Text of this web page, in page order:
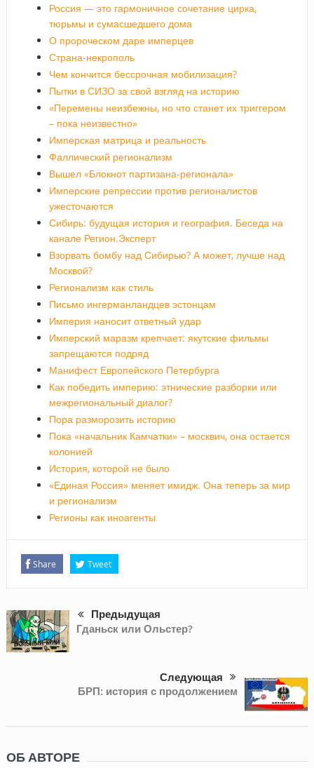
Россия — это гармоничное сочетание цирка,
тюрьмы и сумасшедшего дома
О пророческом даре имперцев
Страна-некрополь
Чем кончится бессрочная мобилизация?
Пытки в СИЗО за свой взгляд на историю
«Перемены неизбежны, но что станет их триггером
– пока неизвестно»
Имперская матрица и реальность
Фаллический регионализм
Вышел «Блокнот партизана-регионала»
Имперские репрессии против регионалистов
ужесточаются
Сибирь: будущая история и география. Беседа на
канале Регион.Эксперт
Взорвать бомбу над Сибирью? А может, лучше над
Москвой?
Регионализм как стиль
Письмо ингерманландцев эстонцам
Империя наносит ответный удар
Имперский маразм крепчает: якутские фильмы
запрещаются подряд
Манифест Европейского Петербурга
Как победить империю: этнические разборки или
межрегиональный диалог?
Пора разморозить историю
Пока «начальник Камчатки» – москвич, она остается
колонией
История, которой не было
«Единая Россия» меняет имидж. Она теперь за мир
и регионализм
Регионы как иноагенты
Share Tweet
Предыдущая
Гданьск или Ольстер?
Следующая
БРП: история с продолжением
ОБ АВТОРЕ